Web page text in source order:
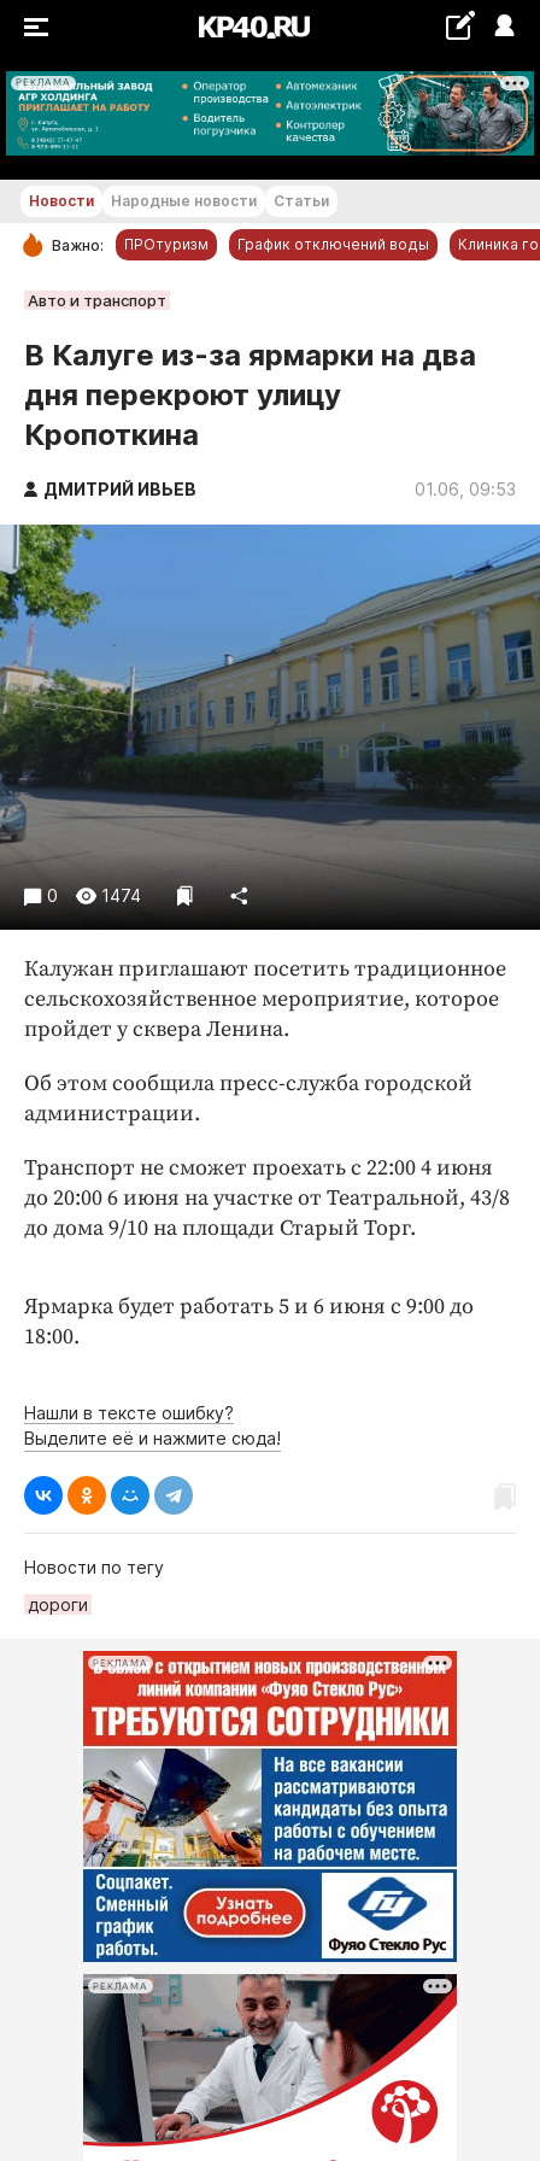
РЕКЛАМА
+23...+24 °С
РУБРИКИ
Новости компаний
Статьи
Народные новости
Авто и транспорт
Благоустройство
Культура
Недвижимость и ЖКХ
Образование
Общество
Погода
Праздники
Происшествия
Экономика и бизнес
ПРОЕКТЫ
Блоги
Издания
Интересное чтиво
Клиника года
Бренд года
Работодатель года
Новости Народные новости Статьи
Важно: ПРОтуризм График отключений воды Клиника
Авто и транспорт
В Калуге из-за ярмарки на два
дня перекроют улицу
Кропоткина
ДМИТРИЙ ИВЬЕВ 01.06, 09:53
0 1474
Калужан приглашают посетить традиционное
сельскохозяйственное мероприятие, которое
пройдет у сквера Ленина.
Об этом сообщила пресс-служба городской
администрации.
Транспорт не сможет проехать с 22:00 4 июня
до 20:00 6 июня на участке от Театральной, 43/8
до дома 9/10 на площади Старый Торг.
Ярмарка будет работать 5 и 6 июня с 9:00 до
18:00.
Нашли в тексте ошибку?
Выделите её и нажмите сюда!
Новости по тегу
дороги
РЕКЛАМА
РЕКЛАМА